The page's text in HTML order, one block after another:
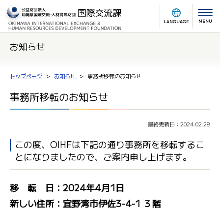
LANGUAGE MENU
お知らせ
トップページ お知らせ 事務所移転のお知らせ
事務所移転のお知らせ
最終更新日：2024.02.28
この度、OIHFは下記の通り事務所を移転するこ
とになりましたので、ご案内申し上げます。
移 転 日：2024年4月1日
新しい住所：宜野湾市伊佐3-4-1 ３階